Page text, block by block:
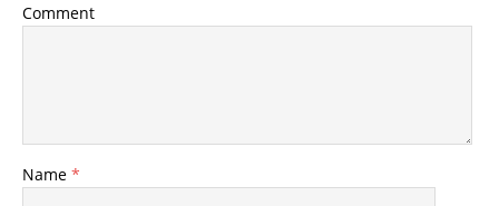
Comment
Name *